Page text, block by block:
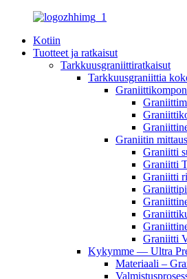
Kotiin
Tuotteet ja ratkaisut
Tarkkuusgraniittiratkaisut
Tarkkuusgraniittia
Graniitin mittaus
Graniitti
Graniitti
Graniitti
Graniitti
Kykymme — Ultra
Materiaali –